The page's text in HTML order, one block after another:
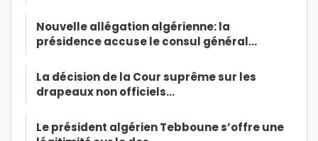
Nouvelle allégation algérienne: la
présidence accuse le consul général…
La décision de la Cour suprême sur les
drapeaux non officiels…
Le président algérien Tebboune s’offre une